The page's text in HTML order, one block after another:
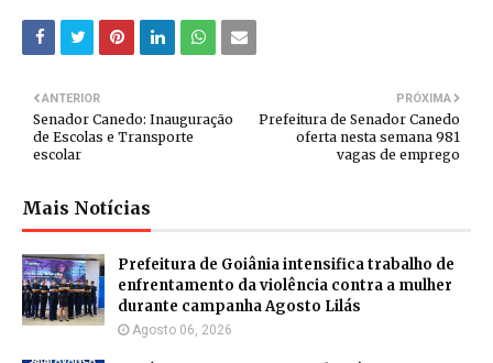
PRÓXIMA
Prefeitura de Senador Canedo
oferta nesta semana 981
vagas de emprego
ANTERIOR
Senador Canedo: Inauguração
de Escolas e Transporte
escolar
Mais Notícias
Prefeitura de Goiânia intensifica trabalho de
enfrentamento da violência contra a mulher
durante campanha Agosto Lilás
Agosto 06, 2026